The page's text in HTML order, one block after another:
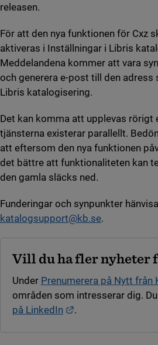
releasen.
För att den nya funktionen för Cxz
aktiveras i Inställningar i Libris
Meddelandena kommer att vara
och generera e-post till den adress
Libris katalogisering.
Det kan komma att upplevas rörigt
tjänsterna existerar parallellt.
att eftersom den nya funktionen
det bättre att funktionaliteten kan
den gamla släcks ned.
Funderingar och synpunkter
katalogsupport@kb.se.
Vill du ha fler nyheter
Under Prenumerera på Nytt från
områden som intresserar dig.
på LinkedIn
Länk till annan
.